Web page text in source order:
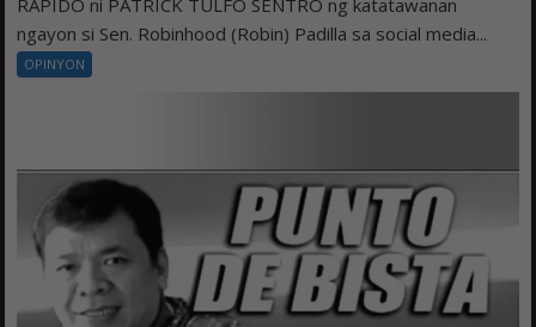
ngayon si Sen. Robinhood (Robin) Padilla sa social media...
OPINYON